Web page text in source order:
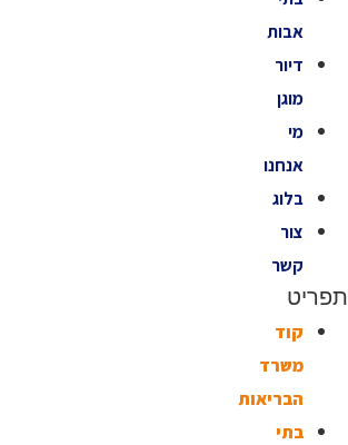
אבות
דיור
מוגן
מי
אנחנו
בלוג
צור
קשר
תפריט
קוד
משרד
הבריאות
בתי